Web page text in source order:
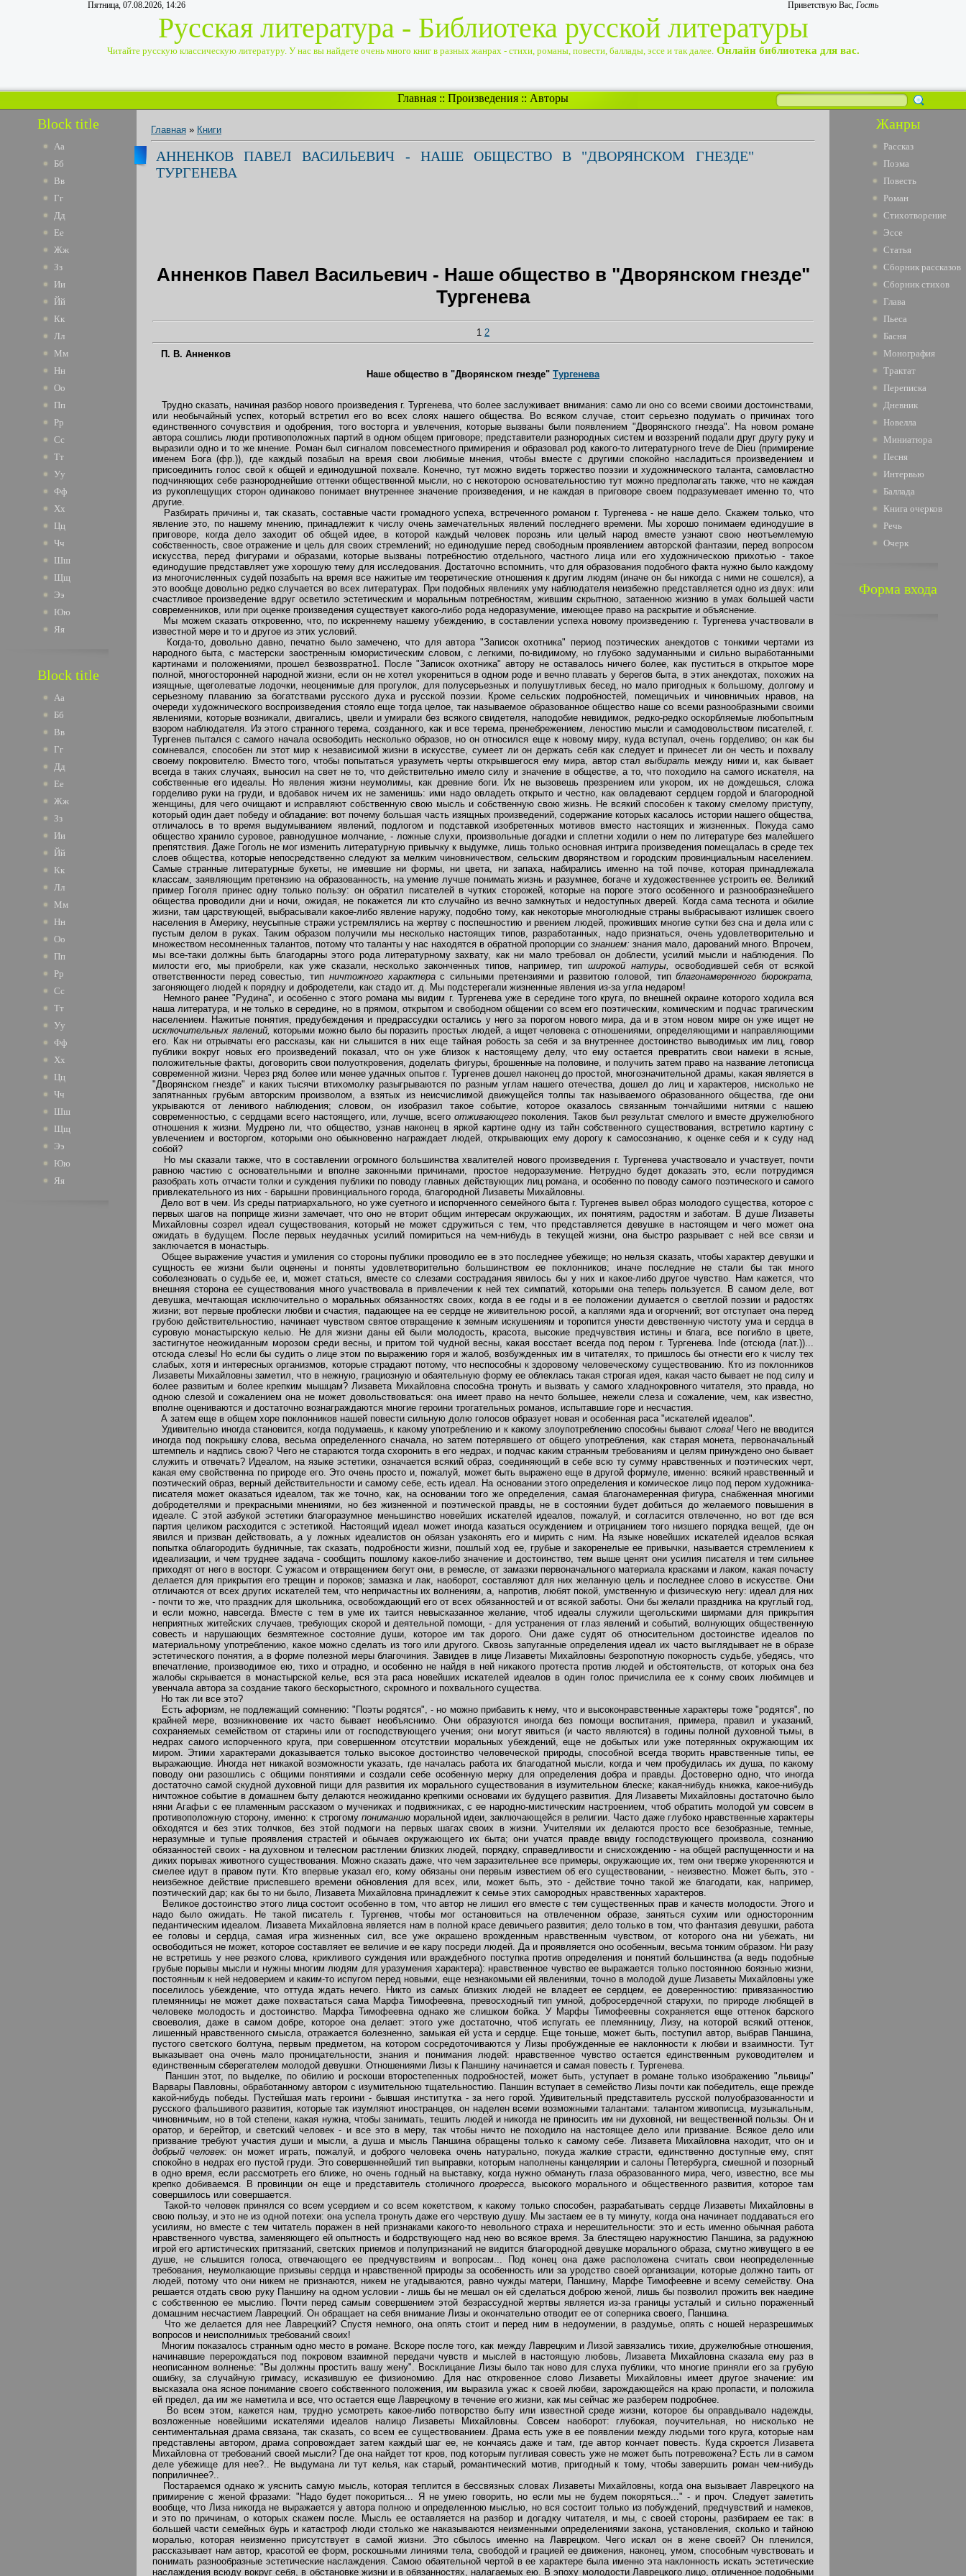
Пятница, 07.08.2026, 14:26 Приветствую Вас, Гость
Русская литература - Библиотека русской литературы
Читайте русскую классическую литературу. У нас вы найдете очень много книг в разных жанрах - стихи, романы, повести, баллады, эссе и так далее. Онлайн библиотека для вас.
Главная :: Произведения :: Авторы
Block title
Аа
Бб
Вв
Гг
Дд
Ее
Жж
Зз
Ии
Йй
Кк
Лл
Мм
Нн
Оо
Пп
Рр
Сс
Тт
Уу
Фф
Хх
Цц
Чч
Шш
Щщ
Ээ
Юю
Яя
Block title
Аа
Бб
Вв
Гг
Дд
Ее
Жж
Зз
Ии
Йй
Кк
Лл
Мм
Нн
Оо
Пп
Рр
Сс
Тт
Уу
Фф
Хх
Цц
Чч
Шш
Щщ
Ээ
Юю
Яя
Главная » Книги
АННЕНКОВ ПАВЕЛ ВАСИЛЬЕВИЧ - НАШЕ ОБЩЕСТВО В "ДВОРЯНСКОМ ГНЕЗДЕ"
ТУРГЕНЕВА
Анненков Павел Васильевич - Наше общество в "Дворянском гнезде"
Тургенева
1 2
П. В. Анненков
Наше общество в "Дворянском гнезде" Тургенева
Трудно сказать, начиная разбор нового произведения г. Тургенева, что более заслуживает внимания: само ли оно со всеми своими достоинствами,
или необычайный успех, который встретил его во всех слоях нашего общества. Во всяком случае, стоит серьезно подумать о причинах того
единственного сочувствия и одобрения, того восторга и увлечения, которые вызваны были появлением "Дворянского гнезда". На новом романе
автора сошлись люди противоположных партий в одном общем приговоре; представители разнородных систем и воззрений подали друг другу руку и
выразили одно и то же мнение. Роман был сигналом повсеместного примирения и образовал род какого-то литературного treve de Dieu (примирение
именем Бога (фр.)), где каждый позабыл на время свои любимые мнения, чтобы вместе с другими спокойно насладиться произведением и
присоединить голос свой к общей и единодушной похвале. Конечно, тут можно видеть торжество поэзии и художнического таланта, самовластно
подчиняющих себе разнороднейшие оттенки общественной мысли, но с некоторою основательностию тут можно предполагать также, что не каждая
из рукоплещущих сторон одинаково понимает внутреннее значение произведения, и не каждая в приговоре своем подразумевает именно то, что
другие.
Разбирать причины и, так сказать, составные части громадного успеха, встреченного романом г. Тургенева - не наше дело. Скажем только, что
явление это, по нашему мнению, принадлежит к числу очень замечательных явлений последнего времени. Мы хорошо понимаем единодушие в
приговоре, когда дело заходит об общей идее, в которой каждый человек порознь или целый народ вместе узнают свою неотъемлемую
собственность, свое отражение и цель для своих стремлений; но единодушие перед свободным проявлением авторской фантазии, перед вопросом
искусства, перед фигурами и образами, которые вызваны потребностию отдельного, частного лица или его художническою прихотью - такое
единодушие представляет уже хорошую тему для исследования. Достаточно вспомнить, что для образования подобного факта нужно было каждому
из многочисленных судей позабыть на время все нажитые им теоретические отношения к другим людям (иначе он бы никогда с ними не сошелся), а
это вообще довольно редко случается во всех литературах. При подобных явлениях уму наблюдателя неизбежно представляется одно из двух: или
счастливое произведение вдруг осветило эстетическим и моральным потребностям, жившим скрытною, затаенною жизнию в умах большей части
современников, или при оценке произведения существует какого-либо рода недоразумение, имеющее право на раскрытие и объяснение.
Мы можем сказать откровенно, что, по искреннему нашему убеждению, в составлении успеха новому произведению г. Тургенева участвовали в
известной мере и то и другое из этих условий.
Когда-то, довольно давно, печатно было замечено, что для автора "Записок охотника" период поэтических анекдотов с тонкими чертами из
народного быта, с мастерски заостренным юмористическим словом, с легкими, по-видимому, но глубоко задуманными и сильно выработанными
картинами и положениями, прошел безвозвратно1. После "Записок охотника" автору не оставалось ничего более, как пуститься в открытое море
полной, многосторонней народной жизни, если он не хотел укорениться в одном роде и вечно плавать у берегов быта, в этих анекдотах, похожих на
изящные, щеголеватые лодочки, неоценимые для прогулок, для полусерьезных и полушутливых бесед, но мало пригодных к большому, долгому и
серьезному плаванию за богатствами русского духа и русской поэзии. Кроме сельских подробностей, помещичьих и чиновничьих нравов, на
очереди художнического воспроизведения стояло еще тогда целое, так называемое образованное общество наше со всеми разнообразными своими
явлениями, которые возникали, двигались, цвели и умирали без всякого свидетеля, наподобие невидимок, редко-редко оскорбляемые любопытным
взором наблюдателя. Из этого странного терема, созданного, как и все терема, пренебрежением, леностию мысли и самодовольством писателей, г.
Тургенев пытался с самого начала освободить несколько образов, но он относился еще к новому миру, куда вступал, очень горделиво; он как бы
сомневался, способен ли этот мир к независимой жизни в искусстве, сумеет ли он держать себя как следует и принесет ли он честь и похвалу
своему покровителю. Вместо того, чтобы попытаться уразуметь черты открывшегося ему мира, автор сталвыбирать между ними и, как бывает
всегда в таких случаях, выносил на свет не то, что действительно имело силу и значение в обществе, а то, что походило на самого искателя, на
собственные его идеалы. Но явления жизни неумолимы, как древние боги. Их не вызовешь презрением или укором, их не дождешься, сложа
горделиво руки на груди, и вдобавок ничем их не заменишь: ими надо овладеть открыто и честно, как овладевают сердцем гордой и благородной
женщины, для чего очищают и исправляют собственную свою мысль и собственную свою жизнь. Не всякий способен к такому смелому приступу,
который один дает победу и обладание: вот почему большая часть изящных произведений, содержание которых касалось истории нашего общества,
отличалось в то время выдумыванием явлений, подлогом и подставкой изобретенных мотивов вместо настоящих и жизненных. Покуда само
общество хранило суровое, равнодушное молчание, - ложные слухи, произвольные догадки и сплетни ходили о нем по литературе без малейшего
препятствия. Даже Гоголь не мог изменить литературную привычку к выдумке, лишь только основная интрига произведения помещалась в среде тех
слоев общества, которые непосредственно следуют за мелким чиновничеством, сельским дворянством и городским провинциальным населением.
Самые странные литературные букеты, не имевшие ни формы, ни цвета, ни запаха, набирались именно на той почве, которая принадлежала
классам, заявляющим претензию на образованность, на умение лучше понимать жизнь и разумнее, богаче и художественнее устроить ее. Великий
пример Гоголя принес одну только пользу: он обратил писателей в чутких сторожей, которые на пороге этого особенного и разнообразнейшего
общества проводили дни и ночи, ожидая, не покажется ли кто случайно из вечно замкнутых и недоступных дверей. Когда сама теснота и обилие
жизни, там царствующей, выбрасывали какое-либо явление наружу, подобно тому, как некоторые многолюдные страны выбрасывают излишек своего
населения в Америку, неусыпные стражи устремлялись на жертву с поспешностию и рвением людей, проживших многие сутки без сна и дела или с
пустым делом в руках. Таким образом получили мы несколько настоящих типов, разработанных, надо признаться, очень удовлетворительно и
множеством несомненных талантов, потому что таланты у нас находятся в обратной пропорции со знанием: знания мало, дарований много. Впрочем,
мы все-таки должны быть благодарны этого рода литературному захвату, как ни мало требовал он доблести, усилий мысли и наблюдения. По
милости его, мы приобрели, как уже сказали, несколько законченных типов, например, типширокой натуры, освободившей себя от всякой
ответственности перед совестью, тип ничтожного характерас сильными претензиями и развитою головой, типблагонамеренного бюрократа,
загоняющего людей к порядку и добродетели, как стадо ит. д. Мы подстерегали жизненные явления из-за угла недаром!
Немного ранее "Рудина", и особенно с этого романа мы видим г. Тургенева уже в середине того круга, по внешней окраине которого ходила вся
наша литература, и не только в середине, но в прямом, открытом и свободном общении со всем его поэтическим, комическим и подчас трагическим
населением. Нажитые понятия, предубеждения и предрассудки остались у него за порогом нового мира, да и в этом новом мире он уже ищет не
исключительных явлений,которыми можно было бы поразить простых людей, а ищет человека с отношениями, определяющими и направляющими
его. Как ни отрывчаты его рассказы, как ни слышится в них еще тайная робость за себя и за внутреннее достоинство выводимых им лиц, говор
публики вокруг новых его произведений показал, что он уже близок к настоящему делу, что ему остается превратить свои намеки в ясные,
положительные факты, договорить свои полуоткровения, доделать фигуры, брошенные на половине, и получить затем право на название летописца
современной жизни. Через ряд более или менее удачных опытов г. Тургенев дошел наконец до простой, многозначительной драмы, какая является в
"Дворянском гнезде" и каких тысячи втихомолку разыгрываются по разным углам нашего отечества, дошел до лиц и характеров, нисколько не
запятнанных грубым авторским произволом, а взятых из неисчислимой движущейся толпы так называемого образованного общества, где они
укрываются от ленивого наблюдения; словом, он изобразил такое событие, которое оказалось связанным тончайшими нитями с нашею
современностью, с сердцами всего настоящего, или, лучше, всего отживающегопоколения. Таков был результат смелого и вместе дружелюбного
отношения к жизни. Мудрено ли, что общество, узнав наконец в яркой картине одну из тайн собственного существования, встретило картину с
увлечением и восторгом, которыми оно обыкновенно награждает людей, открывающих ему дорогу к самосознанию, к оценке себя и к суду над
собой?
Но мы сказали также, что в составлении огромного большинства хвалителей нового произведения г. Тургенева участвовало и участвует, почти
равною частию с основательными и вполне законными причинами, простое недоразумение. Нетрудно будет доказать это, если потрудимся
разобрать хоть отчасти толки и суждения публики по поводу главных действующих лиц романа, и особенно по поводу самого поэтического и самого
привлекательного из них - барышни провинциального города, благородной Лизаветы Михайловны.
Дело вот в чем. Из среды патриархального, но уже суетного и испорченного семейного быта г. Тургенев вывел образ молодого существа, которое с
первых шагов на поприще жизни замечает, что оно не вторит общим интересам окружающих, их понятиям, радостям и заботам. В душе Лизаветы
Михайловны созрел идеал существования, который не может сдружиться с тем, что представляется девушке в настоящем и чего может она
ожидать в будущем. После первых неудачных усилий помириться на чем-нибудь в текущей жизни, она быстро разрывает с ней все связи и
заключается в монастырь.
Общее выражение участия и умиления со стороны публики проводило ее в это последнее убежище; но нельзя сказать, чтобы характер девушки и
сущность ее жизни были оценены и поняты удовлетворительно большинством ее поклонников; иначе последние не стали бы так много
соболезновать о судьбе ее, и, может статься, вместе со слезами сострадания явилось бы у них и какое-либо другое чувство. Нам кажется, что
внешняя сторона ее существования много участвовала в привлечении к ней тех симпатий, которыми она теперь пользуется. В самом деле, вот
девушка, мечтающая исключительно о моральных обязанностях своих, когда в ее годы и в ее положении думается о светлой поэзии и радостях
жизни; вот первые проблески любви и счастия, падающее на ее сердце не живительною росой, а каплями яда и огорчений; вот отступает она перед
грубою действительностию, начинает чувством святое отвращение к земным искушениям и торопится унести девственную чистоту ума и сердца в
суровую монастырскую келью. Не для жизни даны ей были молодость, красота, высокие предчувствия истины и блага, все погибло в цвете,
застигнутое неожиданным морозом среди весны, и притом той чудной весны, какая восстает всегда под пером г. Тургенева. Inde (oтсюда (лат.))...
отсюда слезы! Но если бы судить о лице этом по выражению горя и жалоб, возбужденных им в читателях, то пришлось бы отнести его к числу тех
слабых, хотя и интересных организмов, которые страдают потому, что неспособны к здоровому человеческому существованию. Кто из поклонников
Лизаветы Михайловны заметил, что в нежную, грациозную и обаятельную форму ее облеклась такая строгая идея, какая часто бывает не под силу и
более развитым и более крепким мышцам? Лизавета Михайловна способна тронуть и вызвать у самого хладнокровного читателя, это правда, но
одною слезой и сожалением она не может довольствоваться: она имеет право на нечто большее, нежели слеза и сожаление, чем, как известно,
вполне оцениваются и достаточно вознаграждаются многие героини трогательных романов, испытавшие горе и несчастия.
А затем еще в общем хоре поклонников нашей повести сильную долю голосов образует новая и особенная раса "искателей идеалов".
Удивительно иногда становится, когда подумаешь, к какому употреблению и к какому злоупотреблению способны бывают слова! Чего не вводится
иногда под покрышку слова, весьма определенного сначала, но затем потерявшего от общего употребления, как старая монета, первоначальный
штемпель и надпись свою? Чего не стараются тогда схоронить в его недрах, и подчас каким странным требованиям и целям принуждено оно бывает
служить и отвечать? Идеалом, на языке эстетики, означается всякий образ, соединяющий в себе всю ту сумму нравственных и поэтических черт,
какая ему свойственна по природе его. Это очень просто и, пожалуй, может быть выражено еще в другой формуле, именно: всякий нравственный и
поэтический образ, верный действительности и самому себе, есть идеал. На основании этого определения и комическое лицо под пером художника-
писателя может оказаться идеалом, так же точно, как, на основании того же определения, самая благонамеренная фигура, снабженная многими
добродетелями и прекрасными мнениями, но без жизненной и поэтической правды, не в состоянии будет добиться до желаемого повышения в
идеале. С этой азбукой эстетики благоразумное меньшинство новейших искателей идеалов, пожалуй, и согласится отвлеченно, но вот где вся
партия целиком расходится с эстетикой. Настоящий идеал может иногда казаться осуждением и отрицанием того низшего порядка вещей, где он
явился и призван действовать, а у ложных идеалистов он обязан узаконять его и мирить с ним. На языке новейших искателей идеалов всякая
попытка облагородить будничные, так сказать, подробности жизни, пошлый ход ее, грубые и закоренелые ее привычки, называется стремлением к
идеализации, и чем труднее задача - сообщить пошлому какое-либо значение и достоинство, тем выше ценят они усилия писателя и тем сильнее
приходят от него в восторг. С ужасом и отвращением бегут они, в ремесле, от замазки первоначального материала красками и лаком, какая почасту
делается для прикрытия его трещин и пороков; замазка и лак, наоборот, составляют для них желанную цель и последнее слово в искусстве. Они
отличаются от всех других искателей тем, что непричастны их волнениям, а, напротив, любят покой, умственную и физическую негу: идеал для них
- почти то же, что праздник для школьника, освобождающий его от всех обязанностей и от всякой заботы. Они бы желали праздника на круглый год,
и если можно, навсегда. Вместе с тем в уме их таится невысказанное желание, чтоб идеалы служили щегольскими ширмами для прикрытия
неприятных житейских случаев, требующих скорой и деятельной помощи, - для устранения от глаз явлений и событий, волнующих общественную
совесть и нарушающих безмятежное состояние души, которое им так дорого. Они даже судят об относительном достоинстве идеалов по
материальному употреблению, какое можно сделать из того или другого. Сквозь запуганные определения идеал их часто выглядывает не в образе
эстетического понятия, а в форме полезной меры благочиния. Завидев в лице Лизаветы Михайловны безропотную покорность судьбе, убедясь, что
впечатление, производимое ею, тихо и отрадно, и особенно не найдя в ней никакого протеста против людей и обстоятельств, от которых она без
жалобы скрывается в монастырской келье, вся эта раса новейших искателей идеалов в один голос причислила ее к сонму своих любимцев и
увенчала автора за создание такого бескорыстного, скромного и похвального существа.
Но так ли все это?
Есть афоризм, не подлежащий сомнению: "Поэты родятся", - но можно прибавить к нему, что и высоконравственные характеры тоже "родятся", по
крайней мере, возникновение их часто бывает необъяснимо. Они образуются иногда без помощи воспитания, примера, правил и указаний,
сохраняемых семейством от старины или от господствующего учения; они могут явиться (и часто являются) в годины полной духовной тьмы, в
недрах самого испорченного круга, при совершенном отсутствии моральных убеждений, еще не добытых или уже потерянных окружающим их
миром. Этими характерами доказывается только высокое достоинство человеческой природы, способной всегда творить нравственные типы, ее
выражающие. Иногда нет никакой возможности указать, где началась работа их благодатной мысли, когда и чем пробудилась их душа, по какому
поводу они разошлись с общими понятиями и создали себе особенную мерку для определения добра и правды. Достоверно одно, что иногда
достаточно самой скудной духовной пищи для развития их морального существования в изумительном блеске; какая-нибудь книжка, какое-нибудь
ничтожное событие в домашнем быту делаются неожиданно крепкими основами их будущего развития. Для Лизаветы Михайловны достаточно было
няни Агафьи с ее пламенным рассказом о мучениках и подвижниках, с ее народно-мистическим настроением, чтоб обратить молодой ум совсем в
противоположную сторону, именно: к строгому пониманиюморальной идеи, заключающейся в религии. Часто даже глубоко нравственные характеры
обходятся и без этих толчков, без этой подмоги на первых шагах своих в жизни. Учителями их делаются просто все безобразные, темные,
неразумные и тупые проявления страстей и обычаев окружающего их быта; они учатся правде ввиду господствующего произвола, сознанию
обязанностей своих - на духовном и телесном растлении близких людей, порядку, справедливости и снисхождению - на общей распущенности и на
диких порывах животного существования. Можно сказать даже, что чем заразительнее все примеры, окружающие их, тем они тверже укореняются и
смелее идут в правом пути. Кто впервые указал его, кому обязаны они первым известием об его существовании, - неизвестно. Может быть, это -
неизбежное действие приспевшего времени обновления для всех, или, может быть, это - действие точно такой же благодати, как, например,
поэтический дар; как бы то ни было, Лизавета Михайловна принадлежит к семье этих самородных нравственных характеров.
Великое достоинство этого лица состоит особенно в том, что автор не лишил его вместе с тем существенных прав и качеств молодости. Этого и
надо было ожидать. Не такой писатель г. Тургенев, чтобы мог остановиться на отвлеченном образе, заняться сухим или односторонним
педантическим идеалом. Лизавета Михайловна является нам в полной красе девичьего развития; дело только в том, что фантазия девушки, работа
ее головы и сердца, самая игра жизненных сил, все уже окрашено врожденным нравственным чувством, от которого она ни убежать, ни
освободиться не может, которое составляет ее величие и ее кару посреди людей. Да и проявляется оно особенным, весьма тонким образом. Ни разу
не встретишь у нее резкого слова, крикливого суждения или враждебного поступка против определения и понятий большинства (а ведь подобные
грубые порывы мысли и нужны многим людям для уразумения характера): нравственное чувство ее выражается только постоянною боязнью жизни,
постоянным к ней недоверием и каким-то испугом перед новыми, еще незнакомыми ей явлениями, точно в молодой душе Лизаветы Михайловны уже
поселилось убеждение, что оттуда ждать нечего. Никто из самых близких людей не владеет ее сердцем, ее доверенностию: привязанностию
племянницы не может даже похвастаться сама Марфа Тимофеевна, превосходный тип умной, добросердечной старухи, по природе любящей в
человеке молодость и достоинство. Марфа Тимофеевна однако же слишком бойка. У Марфы Тимофеевны сохраняется еще оттенок барского
своеволия, даже в самом добре, которое она делает: этого уже достаточно, чтоб испугать ее племянницу, Лизу, на которой всякий оттенок,
лишенный нравственного смысла, отражается болезненно, замыкая ей уста и сердце. Еще тоньше, может быть, поступил автор, выбрав Паншина,
пустого светского болтуна, первым предметом, на котором сосредоточиваются у Лизы пробужденные ее наклонности к любви и взаимности. Тут
выказывает она очень мало проницательности, знания и понимания людей: нравственное чувство остается единственным руководителем и
единственным сберегателем молодой девушки. Отношениями Лизы к Паншину начинается и самая повесть г. Тургенева.
Паншин этот, по выделке, по обилию и роскоши второстепенных подробностей, может быть, уступает в романе только изображению "львицы"
Варвары Павловны, обработанному автором с изумительною тщательностию. Паншин вступает в семейство Лизы почти как победитель, еще прежде
какой-нибудь победы. Пустейшая мать героини - бывшая институтка - за него горой. Удивительный представитель русской полуобразованности и
русского фальшивого развития, которые так изумляют иностранцев, он наделен всеми возможными талантами: талантом живописца, музыкальным,
чиновничьим, но в той степени, какая нужна, чтобы занимать, тешить людей и никогда не приносить им ни духовной, ни вещественной пользы. Он и
оратор, и берейтор, и светский человек - и все это в меру, так чтобы ничто не походило на настоящее дело или призвание. Всякое дело или
призвание требуют участия души и мысли, а душа и мысль Паншина обращены только к самому себе. Лизавета Михайловна находит, что он и
добрый человек:он может играть, пожалуй, и доброго человека очень натурально, покуда жалкие страсти, единственно доступные ему, спят
спокойно в недрах его пустой груди. Это совершеннейший тип выправки, которым наполнены канцелярии и салоны Петербурга, смешной и позорный
в одно время, если рассмотреть его ближе, но очень годный на выставку, когда нужно обмануть глаза образованного мира, чего, известно, все мы
крепко добиваемся. В провинции он еще и представитель столичного прогресса, высокого морального и общественного развития, которое там
совершилось или совершается.
Такой-то человек принялся со всем усердием и со всем кокетством, к какому только способен, разрабатывать сердце Лизаветы Михайловны в
свою пользу, и это не из одной потехи: она успела тронуть даже его черствую душу. Мы застаем ее в ту минуту, когда она начинает поддаваться его
усилиям, но вместе с тем читатель поражен в ней признаками какого-то невольного страха и нерешительности: это и есть именно обычная работа
нравственного чувства, заменяющего ей опытность и бодрствующего над нею во всякое время. За блестящею наружностию Паншина, за радужною
игрой его артистических притязаний, светских приемов и полупризнаний не видится благородной девушке морального образа, смутно живущего в ее
душе, не слышится голоса, отвечающего ее предчувствиям и вопросам... Под конец она даже расположена считать свои неопределенные
требования, неумолкающие призывы сердца и нравственной природы за особенность или за уродство своей организации, которые должно таить от
людей, потому что они никем не признаются, никем не угадываются, равно чужды матери, Паншину, Марфе Тимофеевне и всему семейству. Она
решается отдать свою руку Паншину на одном условии - лишь бы не мешал он ей сделаться доброю женой, лишь бы позволил прожить век наедине
с собственною ее мыслию. Почти перед самым совершением этой безрассудной жертвы является из-за границы усталый и сильно пораженный
домашним несчастием Лаврецкий. Он обращает на себя внимание Лизы и окончательно отводит ее от соперника своего, Паншина.
Что же делается для нее Лаврецкий? Спустя немного, она опять стоит и перед ним в недоумении, в раздумье, опять с ношей неразрешимых
вопросов и неисполнимых требований своих!
Многим показалось странным одно место в романе. Вскоре после того, как между Лаврецким и Лизой завязались тихие, дружелюбные отношения,
начинавшие перерождаться под покровом взаимной передачи чувств и мыслей в настоящую любовь, Лизавета Михайловна сказала ему раз в
неописанном волненье: "Вы должны простить вашу жену". Восклицание Лизы было так ново для слуха публики, что многие приняли его за грубую
ошибку, за случайную гримасу, исказившую ее физиономию. Для нас откровенное слово Лизаветы Михайловны имеет другое значение: им
высказала она ясное понимание своего собственного положения, им выразила ужас к своей любви, зарождающейся на краю пропасти, и положила
ей предел, да им же наметила и все, что остается еще Лаврецкому в течение его жизни, как мы сейчас же разберем подробнее.
Во всем этом, кажется нам, трудно усмотреть какое-либо потворство быту или известной среде жизни, которое бы оправдывало надежды,
возложенные новейшими искателями идеалов налицо Лизаветы Михайловны. Совсем наоборот: глубокая, поучительная, но нисколько не
сентиментальная драма связана, так сказать, со всем ее существованием. Драма есть уже в ее появлении между людьми того круга, которые нам
представлены автором, драма сопровождает затем каждый шаг ее, не кончаясь даже и там, где автор кончает повесть. Куда скроется Лизавета
Михайловна от требований своей мысли? Где она найдет тот кров, под которым пугливая совесть уже не может быть потревожена? Есть ли в самом
деле убежище для нее?.. Не выдумана ли тут келья, как старый, романтический мотив, пригодный к тому, чтобы завершить роман чем-нибудь
поприличнее?..
Постараемся однако ж уяснить самую мысль, которая теплится в бессвязных словах Лизаветы Михайловны, когда она вызывает Лаврецкого на
примирение с женой фразами: "Надо будет покориться... Я не умею говорить, но если мы не будем покоряться..." - и проч. Следует заметить
вообще, что Лиза никогда не выражается у автора полною и определенною мыслью, но вся состоит только из побуждений, предчувствий и намеков,
и это по причинам, о которых скажем после. Мысль ее оставляется на разбор и догадку читателя, и мы, с своей стороны, разбираем ее так: в
большей части семейных бурь и катастроф люди столько же наказываются неизменными определениями закона, установления, сколько и тайною
моралью, которая неизменно присутствует в самой жизни. Это сбылось именно на Лаврецком. Чего искал он в жене своей? Он пленился,
рассказывает нам автор, красотой ее форм, роскошными линиями тела, свободой и грацией ее движения, наконец, умом, способным чувствовать и
понимать разнообразные эстетические наслаждения. Самою обаятельной чертой в ее характере была именно эта наклонность искать эстетические
наслаждения всюду вокруг себя, в обстановке жизни и в обязанностях, налагаемых ею. В эпоху молодости Лаврецкого лицо, отличенное подобными
Жанры
Рассказ
Поэма
Повесть
Роман
Стихотворение
Эссе
Статья
Сборник рассказов
Сборник стихов
Глава
Пьеса
Басня
Монография
Трактат
Переписка
Дневник
Новелла
Миниатюра
Песня
Интервью
Баллада
Книга очерков
Речь
Очерк
Форма входа